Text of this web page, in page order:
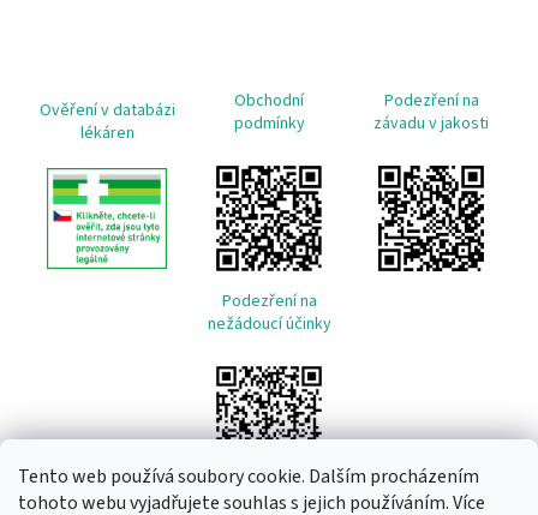
Tento web používá soubory cookie. Dalším procházením
tohoto webu vyjadřujete souhlas s jejich používáním. Více
Ověření v databázi
lékáren
Obchodní
podmínky
Podezření na
závadu v jakosti
Podezření na
nežádoucí účinky